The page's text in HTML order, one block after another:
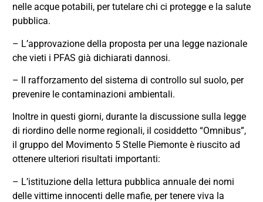
nelle acque potabili, per tutelare chi ci protegge e la salute
pubblica.
– L’approvazione della proposta per una legge nazionale
che vieti i PFAS già dichiarati dannosi.
– Il rafforzamento del sistema di controllo sul suolo, per
prevenire le contaminazioni ambientali.
Inoltre in questi giorni, durante la discussione sulla legge
di riordino delle norme regionali, il cosiddetto “Omnibus”,
il gruppo del Movimento 5 Stelle Piemonte è riuscito ad
ottenere ulteriori risultati importanti:
– L’istituzione della lettura pubblica annuale dei nomi
delle vittime innocenti delle mafie, per tenere viva la